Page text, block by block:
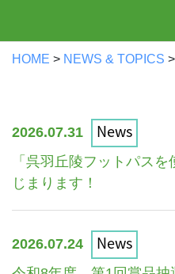
HOME > NEWS & TOPICS >
2026.07.31 News
「呉羽丘陵フットパス
じまります！
2026.07.24 News